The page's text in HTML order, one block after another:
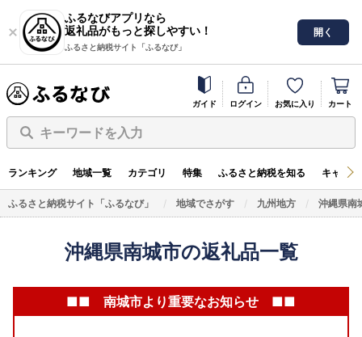
ふるなびアプリなら
返礼品がもっと探しやすい！
ふるさと納税サイト「ふるなび」
開く
ガイド ログイン お気に入り カート
キーワードを入力
ランキング 地域一覧 カテゴリ 特集 ふるさと納税を知る キャン
ふるさと納税サイト「ふるなび」 地域でさがす 九州地方 沖縄県南
沖縄県南城市の返礼品一覧
■■ 南城市より重要なお知らせ ■■